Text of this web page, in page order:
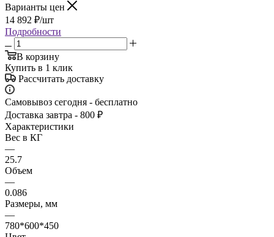
Варианты цен
14 892 ₽/шт
Подробности
В корзину
Купить в 1 клик
Рассчитать доставку
Самовывоз сегодня - бесплатно
Доставка завтра - 800 ₽
Характеристики
Вес в КГ
—
25.7
Объем
—
0.086
Размеры, мм
—
780*600*450